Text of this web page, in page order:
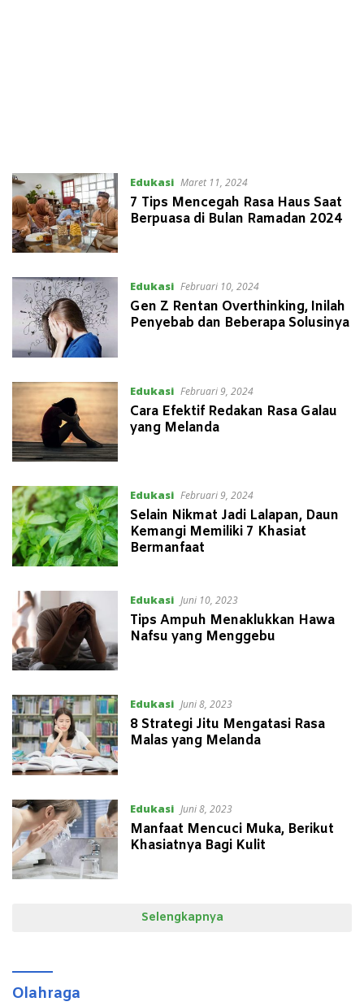
Edukasi Maret 11, 2024
7 Tips Mencegah Rasa Haus Saat
Berpuasa di Bulan Ramadan 2024
Edukasi Februari 10, 2024
Gen Z Rentan Overthinking, Inilah
Penyebab dan Beberapa Solusinya
Edukasi Februari 9, 2024
Cara Efektif Redakan Rasa Galau
yang Melanda
Edukasi Februari 9, 2024
Selain Nikmat Jadi Lalapan, Daun
Kemangi Memiliki 7 Khasiat
Bermanfaat
Edukasi Juni 10, 2023
Tips Ampuh Menaklukkan Hawa
Nafsu yang Menggebu
Edukasi Juni 8, 2023
8 Strategi Jitu Mengatasi Rasa
Malas yang Melanda
Edukasi Juni 8, 2023
Manfaat Mencuci Muka, Berikut
Khasiatnya Bagi Kulit
Selengkapnya
Olahraga